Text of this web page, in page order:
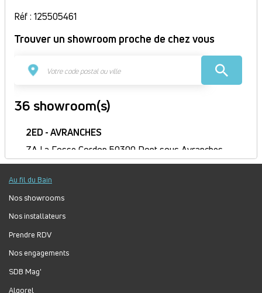
Réf : 125505461
Trouver un showroom proche de chez vous
36 showroom(s)
2ED - AVRANCHES
ZA La Fosse Cordon 50300 Pont sous Avranches
France
Itinéraire
Fermé
Jour
Plage
Lundi :
Mercredi :
Jeudi :
8h30-12h, 14h-18h
Vendredi :
Au fil du Bain
Nos showrooms
Nos installateurs
Prendre RDV
Nos engagements
SDB Mag'
Algorel